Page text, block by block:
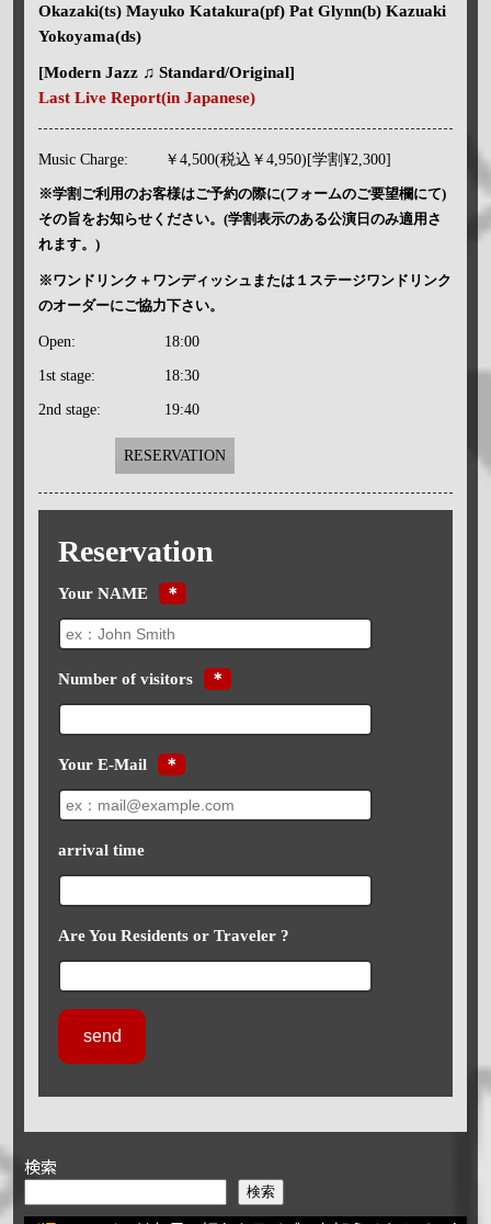
Okazaki(ts) Mayuko Katakura(pf) Pat Glynn(b) Kazuaki
Yokoyama(ds)
[Modern Jazz ♫ Standard/Original]
Last Live Report(in Japanese)
Music Charge: ￥4,500(税込￥4,950)[学割¥2,300]
※学割ご利用のお客様はご予約の際に(フォームのご要望欄にて)
その旨をお知らせください。(学割表示のある公演日のみ適用さ
れます。)
※ワンドリンク＋ワンディッシュまたは１ステージワンドリンク
のオーダーにご協力下さい。
Open: 18:00
1st stage: 18:30
2nd stage: 19:40
RESERVATION
Reservation
Your NAME ＊
Number of visitors ＊
Your E-Mail ＊
arrival time
Are You Residents or Traveler ?
検索
検索